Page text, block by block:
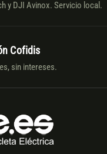
y DJI Avinox. Servicio local.
Cofidis
sin intereses.